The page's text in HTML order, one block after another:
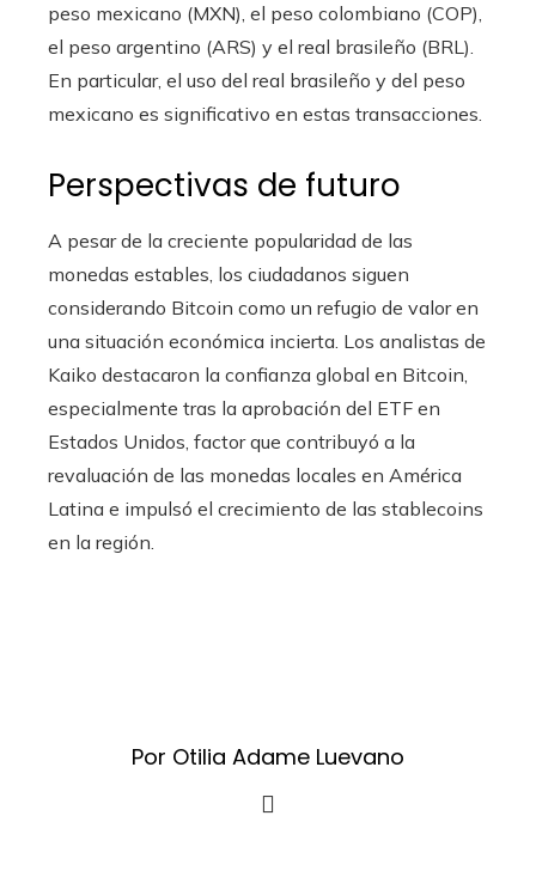
peso mexicano (MXN), el peso colombiano (COP),
el peso argentino (ARS) y el real brasileño (BRL).
En particular, el uso del real brasileño y del peso
mexicano es significativo en estas transacciones.
Perspectivas de futuro
A pesar de la creciente popularidad de las
monedas estables, los ciudadanos siguen
considerando Bitcoin como un refugio de valor en
una situación económica incierta. Los analistas de
Kaiko destacaron la confianza global en Bitcoin,
especialmente tras la aprobación del ETF en
Estados Unidos, factor que contribuyó a la
revaluación de las monedas locales en América
Latina e impulsó el crecimiento de las stablecoins
en la región.
Por Otilia Adame Luevano